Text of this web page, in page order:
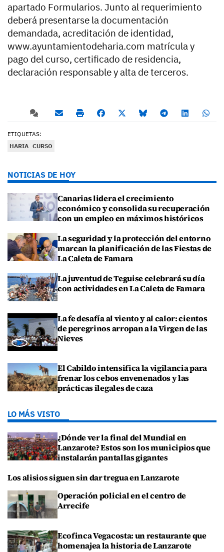
apartado Formularios. Junto al requerimiento
deberá presentarse la documentación
demandada, acreditación de identidad,
www.ayuntamientodeharia.com matrícula y
pago del curso, certificado de residencia,
declaración responsable y alta de terceros.
ETIQUETAS:
HARIA CURSO
NOTICIAS DE HOY
Canarias lidera el crecimiento
económico y consolida su recuperación
con un empleo en máximos históricos
La seguridad y la protección del entorno
marcan la planificación de las Fiestas de
La Caleta de Famara
La juventud de Teguise celebrará su día
con actividades en La Caleta de Famara
La fe desafía al viento y al calor: cientos
de peregrinos arropan a la Virgen de las
Nieves
El Cabildo intensifica la vigilancia para
frenar los cebos envenenados y las
prácticas ilegales de caza
LO MÁS VISTO
¿Dónde ver la final del Mundial en
Lanzarote? Estos son los municipios que
instalarán pantallas gigantes
Los alisios siguen sin dar tregua en Lanzarote
Operación policial en el centro de
Arrecife
Ecofinca Vegacosta: un restaurante que
homenajea la historia de Lanzarote